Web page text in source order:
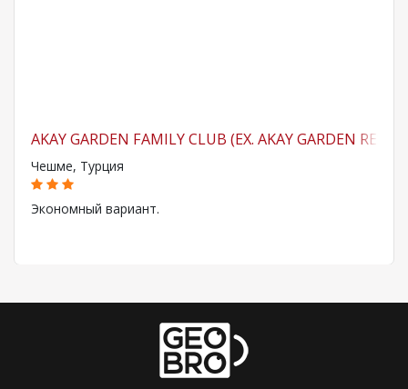
AKAY GARDEN FAMILY CLUB (EX. AKAY GARDEN
Чешме, Турция
Экономный вариант.